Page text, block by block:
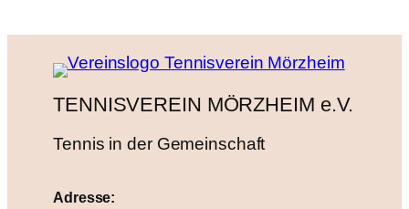
TENNISVEREIN MÖRZHEIM e.V.
Tennis in der Gemeinschaft
Adresse: